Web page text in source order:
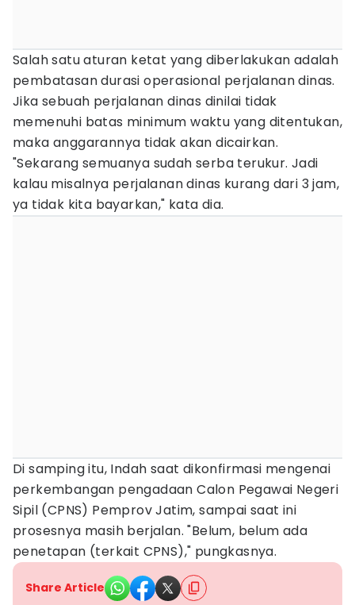
Salah satu aturan ketat yang diberlakukan adalah
pembatasan durasi operasional perjalanan dinas.
Jika sebuah perjalanan dinas dinilai tidak
memenuhi batas minimum waktu yang ditentukan,
maka anggarannya tidak akan dicairkan.
"Sekarang semuanya sudah serba terukur. Jadi
kalau misalnya perjalanan dinas kurang dari 3 jam,
ya tidak kita bayarkan," kata dia.
Di samping itu, Indah saat dikonfirmasi mengenai
perkembangan pengadaan Calon Pegawai Negeri
Sipil (CPNS) Pemprov Jatim, sampai saat ini
prosesnya masih berjalan. "Belum, belum ada
penetapan (terkait CPNS)," pungkasnya.
Share Article